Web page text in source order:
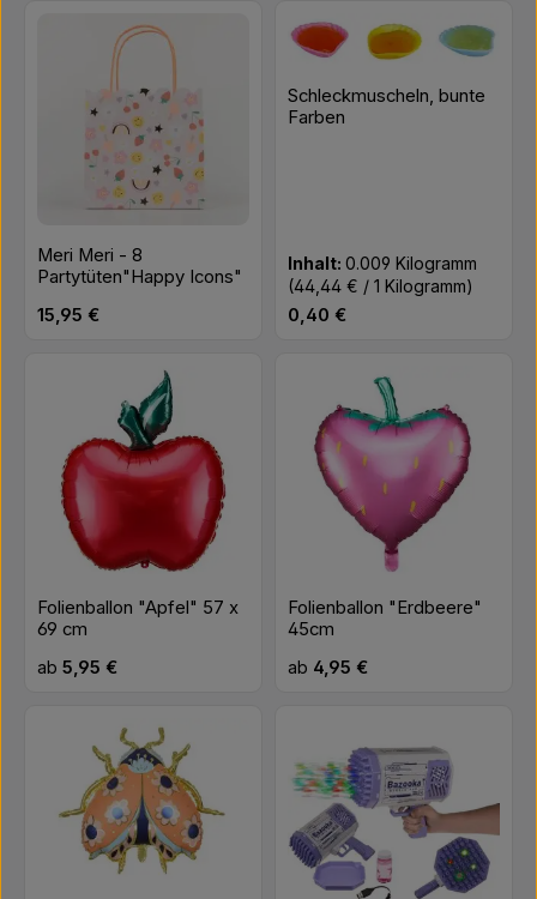
Meri Meri - 8
Partytüten"Happy Icons"
Regulärer Preis:
15,95 €
Schleckmuscheln, bunte
Farben
Inhalt:0.009 Kilogramm
(44,44 € / 1 Kilogramm)
Regulärer Preis:
0,40 €
Folienballon "Apfel" 57 x
69 cm
Regulärer Preis:
ab5,95 €
Folienballon "Erdbeere"
45cm
Regulärer Preis:
ab 4,95 €